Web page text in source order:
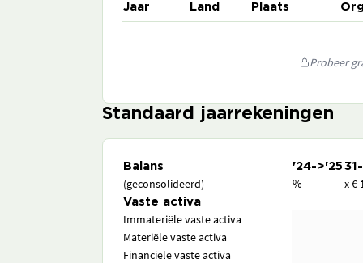
Jaar Land Plaats
Probeer
Standaard jaarrekeningen
Balans '24->'25
(geconsolideerd) % x €
Vaste activa
Immateriële vaste activa
Materiële vaste activa
Financiële vaste activa